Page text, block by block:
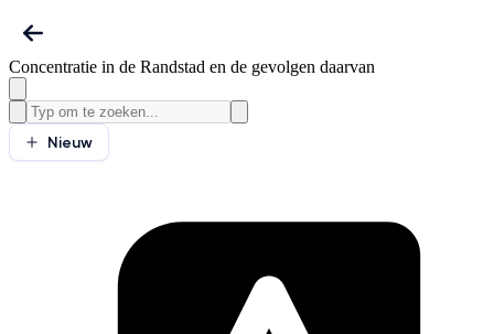
Concentratie in de Randstad en de gevolgen daarvan
Nieuw